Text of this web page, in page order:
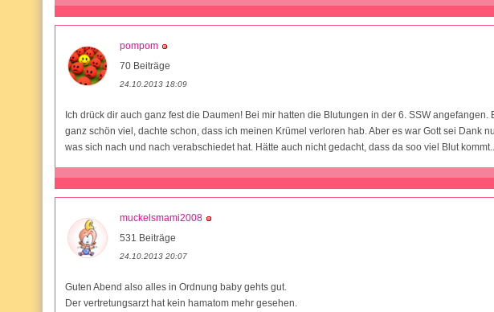
pompom
70 Beiträge
24.10.2013 18:09
Ich drück dir auch ganz fest die Daumen! Bei mir hatten die Blutungen in der 6. SSW angefangen.
ganz schön viel, dachte schon, dass ich meinen Krümel verloren hab. Aber es war Gott sei Dank
was sich nach und nach verabschiedet hat. Hätte auch nicht gedacht, dass da soo viel Blut
muckelsmami2008
531 Beiträge
24.10.2013 20:07
Guten Abend also alles in Ordnung baby gehts gut.
Der vertretungsarzt hat kein hamatom mehr gesehen.